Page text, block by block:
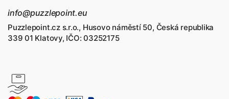
info@puzzlepoint.eu
Puzzlepoint.cz s.r.o., Husovo náměstí 50, Česká republika
339 01 Klatovy, IČO: 03252175